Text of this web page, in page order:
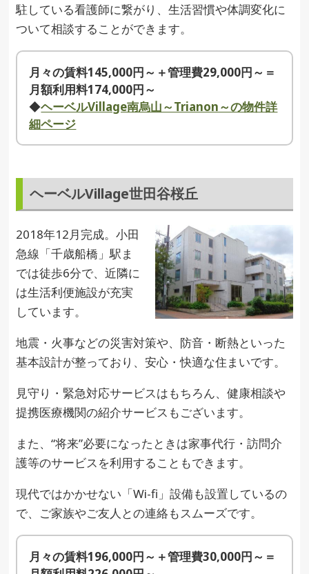
駐している看護師に繋がり、生活習慣や体調変化に
ついて相談することができます。
月々の賃料145,000円～＋管理費29,000円～＝
月額利用料174,000円～
◆ヘーベルVillage南烏山～Trianon～の物件詳
細ページ
ヘーベルVillage世田谷桜丘
2018年12月完成。小田
急線「千歳船橋」駅ま
では徒歩6分で、近隣に
は生活利便施設が充実
しています。
地震・火事などの災害対策や、防音・断熱といった
基本設計が整っており、安心・快適な住まいです。
見守り・緊急対応サービスはもちろん、健康相談や
提携医療機関の紹介サービスもございます。
また、“将来”必要になったときは家事代行・訪問介
護等のサービスを利用することもできます。
現代ではかかせない「Wi-fi」設備も設置しているの
で、ご家族やご友人との連絡もスムーズです。
月々の賃料196,000円～＋管理費30,000円～＝